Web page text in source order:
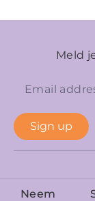
Meld
Sign up
Neem